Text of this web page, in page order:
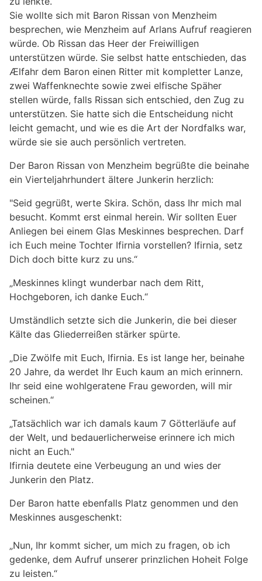
Sie wollte sich mit Baron Rissan von Menzheim
besprechen, wie Menzheim auf Arlans Aufruf reagieren
würde. Ob Rissan das Heer der Freiwilligen
unterstützen würde. Sie selbst hatte entschieden, das
Ælfahr dem Baron einen Ritter mit kompletter Lanze,
zwei Waffenknechte sowie zwei elfische Späher
stellen würde, falls Rissan sich entschied, den Zug zu
unterstützen. Sie hatte sich die Entscheidung nicht
leicht gemacht, und wie es die Art der Nordfalks war,
würde sie sie auch persönlich vertreten.
Der Baron Rissan von Menzheim begrüßte die beinahe
ein Vierteljahrhundert ältere Junkerin herzlich:
"Seid gegrüßt, werte Skira. Schön, dass Ihr mich mal
besucht. Kommt erst einmal herein. Wir sollten Euer
Anliegen bei einem Glas Meskinnes besprechen. Darf
ich Euch meine Tochter Ifirnia vorstellen? Ifirnia, setz
Dich doch bitte kurz zu uns.“
„Meskinnes klingt wunderbar nach dem Ritt,
Hochgeboren, ich danke Euch.“
Umständlich setzte sich die Junkerin, die bei dieser
Kälte das Gliederreißen stärker spürte.
„Die Zwölfe mit Euch, Ifirnia. Es ist lange her, beinahe
20 Jahre, da werdet Ihr Euch kaum an mich erinnern.
Ihr seid eine wohlgeratene Frau geworden, will mir
scheinen.“
„Tatsächlich war ich damals kaum 7 Götterläufe auf
der Welt, und bedauerlicherweise erinnere ich mich
nicht an Euch."
Ifirnia deutete eine Verbeugung an und wies der
Junkerin den Platz.
Der Baron hatte ebenfalls Platz genommen und den
Meskinnes ausgeschenkt:
„Nun, Ihr kommt sicher, um mich zu fragen, ob ich
gedenke, dem Aufruf unserer prinzlichen Hoheit Folge
zu leisten.“